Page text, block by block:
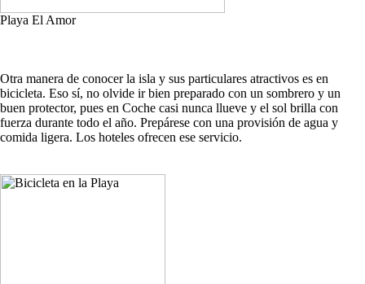
Playa El Amor
Otra manera de conocer la isla y sus particulares atractivos es en
bicicleta. Eso sí, no olvide ir bien preparado con un sombrero y un
buen protector, pues en Coche casi nunca llueve y el sol brilla con
fuerza durante todo el año. Prepárese con una provisión de agua y
comida ligera. Los hoteles ofrecen ese servicio.